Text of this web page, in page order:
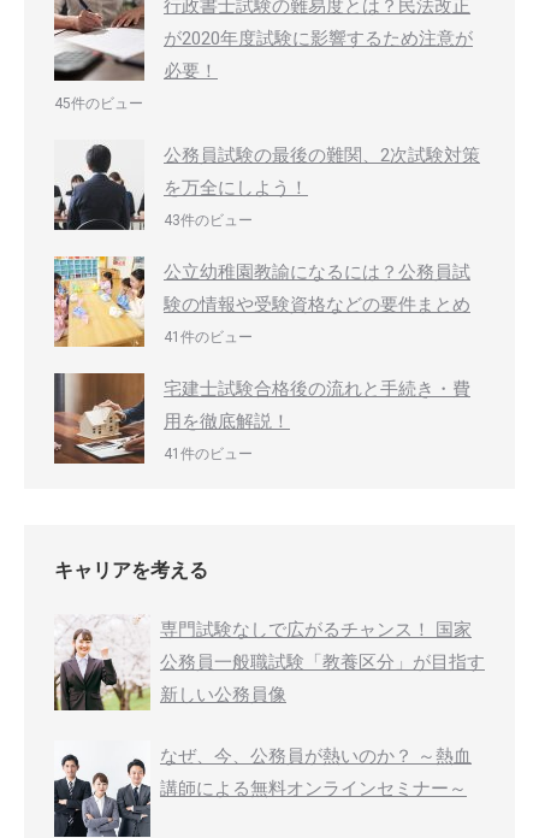
行政書士試験の難易度とは？民法改正
が2020年度試験に影響するため注意が
必要！
45件のビュー
公務員試験の最後の難関、2次試験対策
を万全にしよう！
43件のビュー
公立幼稚園教諭になるには？公務員試
験の情報や受験資格などの要件まとめ
41件のビュー
宅建士試験合格後の流れと手続き・費
用を徹底解説！
41件のビュー
キャリアを考える
専門試験なしで広がるチャンス！ 国家
公務員一般職試験「教養区分」が目指す
新しい公務員像
なぜ、今、公務員が熱いのか？ ～熱血
講師による無料オンラインセミナー～